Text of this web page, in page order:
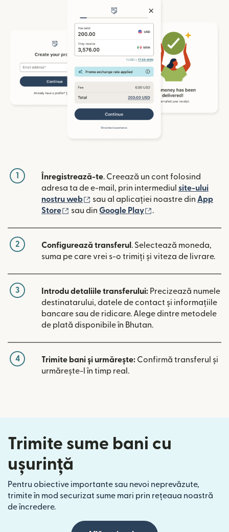
1 Înregistrează-te. Creează un cont folosind
adresa ta de e-mail, prin intermediul site-ului
nostru web
(se deschide într-o fereastră nouă)
sau al aplicației noastre din App
Store
(se deschide într-o fereastră nouă)
sau din Google Play .
2 Configurează transferul . Selectează moneda,
suma pe care vrei s-o trimiți și viteza de livrare.
3 Introdu detaliile transferului: Precizează numele
destinatarului, datele de contact și informațiile
bancare sau de ridicare. Alege dintre metodele
de plată disponibile în Bhutan.
4 Trimite bani și urmărește: Confirmă transferul și
urmărește-l în timp real.
Trimite sume bani cu
ușurință
Pentru obiective importante sau nevoi neprevăzute,
trimite în mod securizat sume mari prin rețeaua noastră
de încredere.